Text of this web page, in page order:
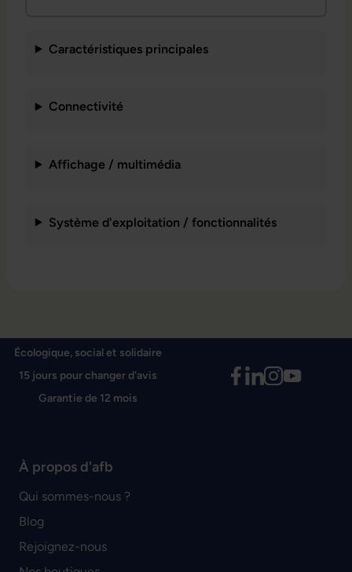
Caractéristiques principales
Connectivité
Affichage / multimédia
Système d'exploitation / fonctionnalités
Écologique, social et solidaire
15 jours pour changer d'avis
Garantie de 12 mois
À propos d'afb
Qui sommes-nous ?
Blog
Rejoignez-nous